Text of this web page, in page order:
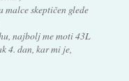
malce skeptičen glede
najbolj me moti 43L
4. dan, kar mi je,